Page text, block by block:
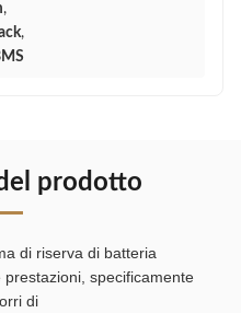
,
,
prodotto
di riserva di batteria
specificamente
di